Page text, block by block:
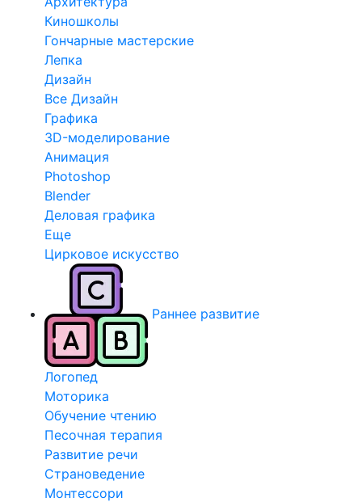
Киношколы
Гончарные мастерские
Лепка
Дизайн
Все Дизайн
Графика
3D-моделирование
Анимация
Photoshop
Blender
Деловая графика
Еще
Цирковое искусство
Раннее развитие
Логопед
Моторика
Обучение чтению
Песочная терапия
Развитие речи
Страноведение
Монтессори